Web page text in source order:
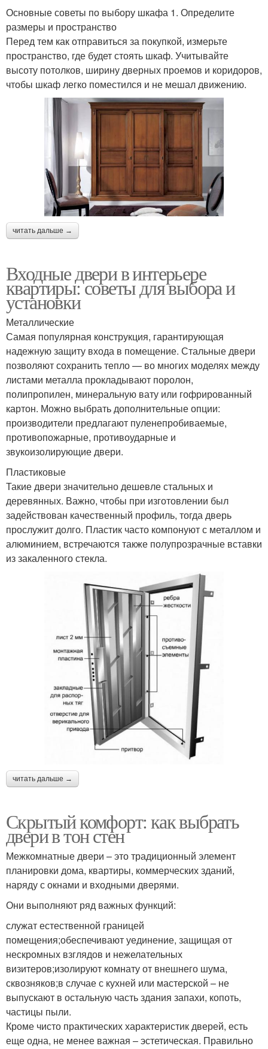
Основные советы по выбору шкафа 1. Определите
размеры и пространство
Перед тем как отправиться за покупкой, измерьте
пространство, где будет стоять шкаф. Учитывайте
высоту потолков, ширину дверных проемов и коридоров,
чтобы шкаф легко поместился и не мешал движению.
читать дальше →
Входные двери в интерьере
квартиры: советы для выбора и
установки
Металлические
Самая популярная конструкция, гарантирующая
надежную защиту входа в помещение. Стальные двери
позволяют сохранить тепло — во многих моделях между
листами металла прокладывают поролон,
полипропилен, минеральную вату или гофрированный
картон. Можно выбрать дополнительные опции:
производители предлагают пуленепробиваемые,
противопожарные, противоударные и
звукоизолирующие двери.
Пластиковые
Такие двери значительно дешевле стальных и
деревянных. Важно, чтобы при изготовлении был
задействован качественный профиль, тогда дверь
прослужит долго. Пластик часто компонуют с металлом и
алюминием, встречаются также полупрозрачные вставки
из закаленного стекла.
читать дальше →
Скрытый комфорт: как выбрать
двери в тон стен
Межкомнатные двери – это традиционный элемент
планировки дома, квартиры, коммерческих зданий,
наряду с окнами и входными дверями.
Они выполняют ряд важных функций:
служат естественной границей
помещения;обеспечивают уединение, защищая от
нескромных взглядов и нежелательных
визитеров;изолируют комнату от внешнего шума,
сквозняков;в случае с кухней или мастерской – не
выпускают в остальную часть здания запахи, копоть,
частицы пыли.
Кроме чисто практических характеристик дверей, есть
еще одна, не менее важная – эстетическая. Правильно